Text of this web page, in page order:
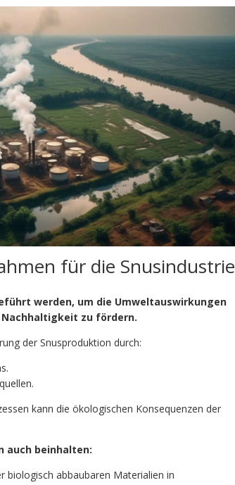
für die Snusindustrie
werden, um die Umweltauswirkungen
zu fördern.
der Snusproduktion durch:
kann die ökologischen Konsequenzen der
auch beinhalten:
biologisch abbaubaren Materialien in